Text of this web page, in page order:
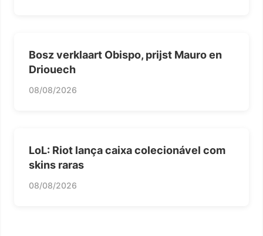
Bosz verklaart Obispo, prijst Mauro en
Driouech
08/08/2026
LoL: Riot lança caixa colecionável com
skins raras
08/08/2026